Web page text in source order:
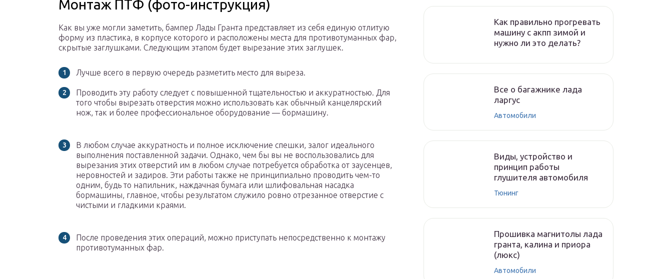
Монтаж ПТФ (фото-инструкция)
Как вы уже могли заметить, бампер Лады Гранта представляет из себя единую отлитую
форму из пластика, в корпусе которого и расположены места для противотуманных фар,
скрытые заглушками. Следующим этапом будет вырезание этих заглушек.
Лучше всего в первую очередь разметить место для выреза.
Проводить эту работу следует с повышенной тщательностью и аккуратностью. Для
того чтобы вырезать отверстия можно использовать как обычный канцелярский
нож, так и более профессиональное оборудование — бормашину.
В любом случае аккуратность и полное исключение спешки, залог идеального
выполнения поставленной задачи. Однако, чем бы вы не воспользовались для
вырезания этих отверстий им в любом случае потребуется обработка от заусенцев,
неровностей и задиров. Эти работы также не принципиально проводить чем-то
одним, будь то напильник, наждачная бумага или шлифовальная насадка
бормашины, главное, чтобы результатом служило ровно отрезанное отверстие с
чистыми и гладкими краями.
После проведения этих операций, можно приступать непосредственно к монтажу
противотуманных фар.
Как правильно прогревать
машину с акпп зимой и
нужно ли это делать?
Все о багажнике лада
ларгус
Автомобили
Виды, устройство и
принцип работы
глушителя автомобиля
Тюнинг
Прошивка магнитолы лада
гранта, калина и приора
(люкс)
Автомобили